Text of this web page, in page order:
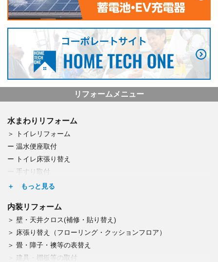
リフォームメニュー
水まわりリフォーム
トイレリフォーム
温水便座取付
トイレ床張り替え
手すり取付
つまり・水漏れ修理
浄水器取付
食洗器交換
レンジフード交換
IH・ガスコンロ交換
内装リフォーム
壁・天井クロス(補修・貼り替え)
床張り替え（フローリング・クッションフロア）
畳・障子・襖等の表替え
建具・棚板等の取付